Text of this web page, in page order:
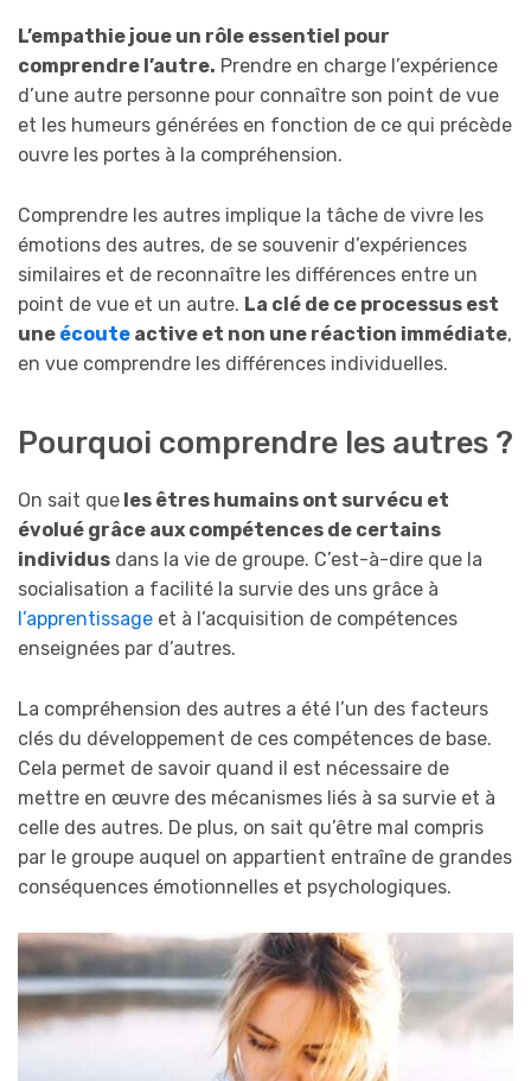
L’empathie joue un rôle essentiel pour
comprendre l’autre. Prendre en charge l’expérience
d’une autre personne pour connaître son point de vue
et les humeurs générées en fonction de ce qui précède
ouvre les portes à la compréhension.
Comprendre les autres implique la tâche de vivre les
émotions des autres, de se souvenir d’expériences
similaires et de reconnaître les différences entre un
point de vue et un autre. La clé de ce processus est
une écoute active et non une réaction immédiate,
en vue comprendre les différences individuelles.
Pourquoi comprendre les autres ?
On sait que les êtres humains ont survécu et
évolué grâce aux compétences de certains
individus dans la vie de groupe. C’est-à-dire que la
socialisation a facilité la survie des uns grâce à
l’apprentissage et à l’acquisition de compétences
enseignées par d’autres.
La compréhension des autres a été l’un des facteurs
clés du développement de ces compétences de base.
Cela permet de savoir quand il est nécessaire de
mettre en œuvre des mécanismes liés à sa survie et à
celle des autres. De plus, on sait qu’être mal compris
par le groupe auquel on appartient entraîne de grandes
conséquences émotionnelles et psychologiques.